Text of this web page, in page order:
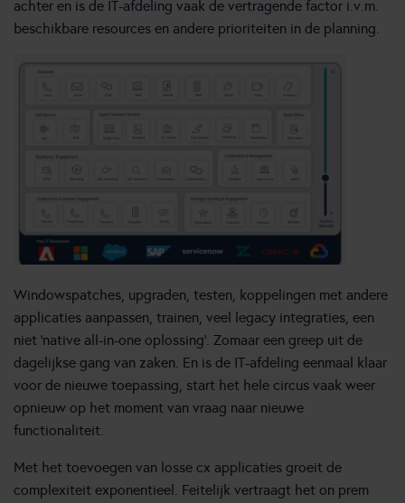
achter en is de IT-afdeling vaak de vertragende factor i.v.m.
beschikbare resources en andere prioriteiten in de planning.
Windowspatches, upgraden, testen, koppelingen met andere
applicaties aanpassen, trainen, veel legacy integraties, een
niet ‘native all-in-one oplossing’. Zomaar een greep uit de
dagelijkse gang van zaken. En is de IT-afdeling eenmaal klaar
voor de nieuwe toepassing, start het hele circus vaak weer
opnieuw op het moment van vraag naar nieuwe
functionaliteit.
Met het toevoegen van losse cx applicaties groeit de
complexiteit exponentieel. Feitelijk vertraagt het on prem